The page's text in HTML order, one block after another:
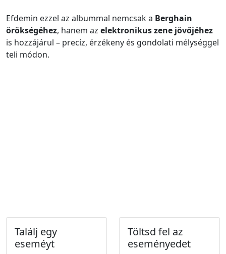
Efdemin ezzel az albummal nemcsak a Berghain
örökségéhez, hanem az elektronikus zene jövőjéhez
is hozzájárul – precíz, érzékeny és gondolati mélységgel
teli módon.
Találj egy
eseméyt
Töltsd fel az
eseményedet